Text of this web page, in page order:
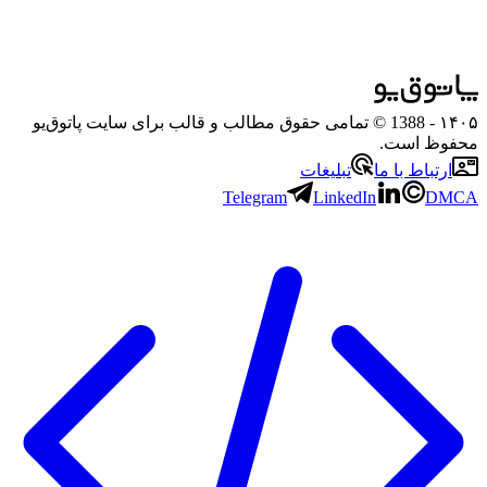
۱۴۰۵
- 1388 © تمامی حقوق مطالب و قالب برای سایت پاتوق‌یو
محفوظ است.
ارتباط با ما
تبلیغات
Telegram
LinkedIn DMCA